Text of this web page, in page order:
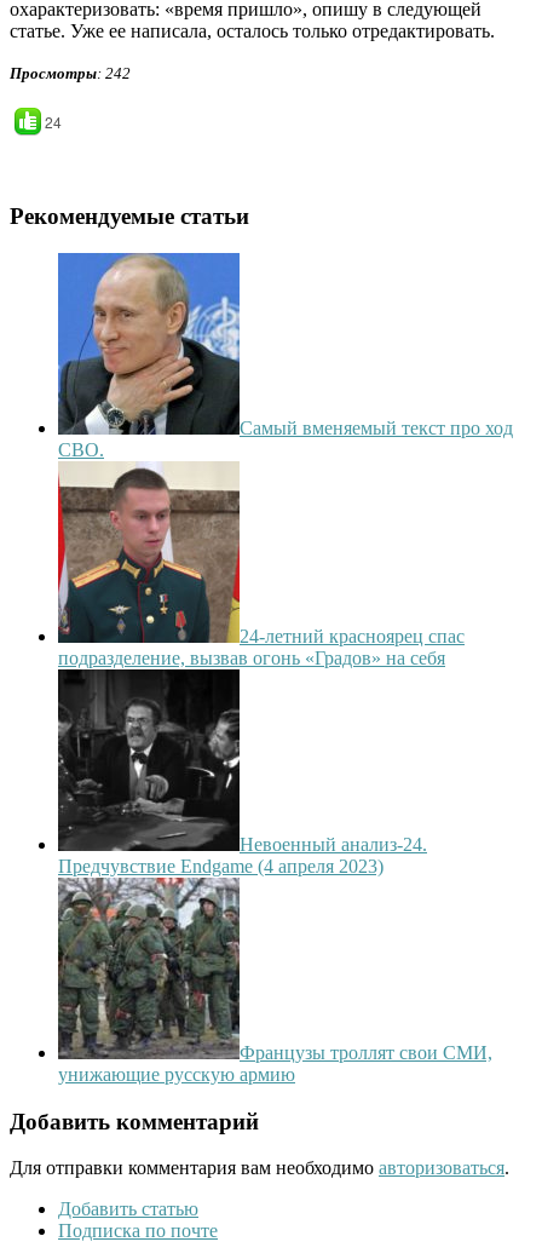
охарактеризовать: «время пришло», опишу в следующей
статье. Уже ее написала, осталось только отредактировать.
Просмотры: 242
24
Рекомендуемые статьи
Самый вменяемый текст про ход
СВО.
24-летний красноярец спас
подразделение, вызвав огонь «Градов» на себя
Невоенный анализ-24.
Предчувствие Endgame (4 апреля 2023)
Французы троллят свои СМИ,
унижающие русскую армию
Добавить комментарий
Для отправки комментария вам необходимо авторизоваться.
Добавить статью
Подписка по почте